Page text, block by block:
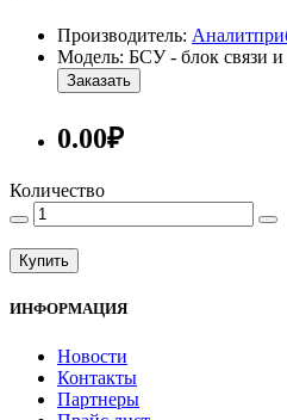
Производитель:
Модель: БСУ - блок связи и
Заказать
0.00₽
Количество
Купить
ИНФОРМАЦИЯ
Новости
Контакты
Партнеры